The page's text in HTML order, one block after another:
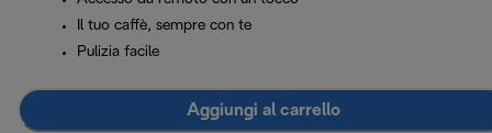
Il tuo caffè, sempre con te
Pulizia facile
Aggiungi al carrello